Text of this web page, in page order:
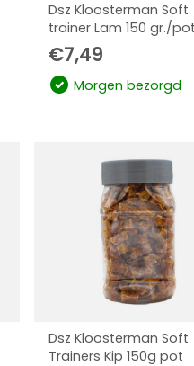
Dsz Kloosterman Soft
trainer Lam 150 gr./pot
€7,49
Morgen bezorgd
Dsz Kloosterman Soft
Trainers Kip 150g pot